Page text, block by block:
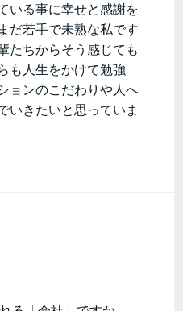
いる事に幸せと感謝を
だ若手で未熟な私です
たちからそう感じても
も人生をかけて勉強
ョンのこだわりや人へ
いきたいと思っていま